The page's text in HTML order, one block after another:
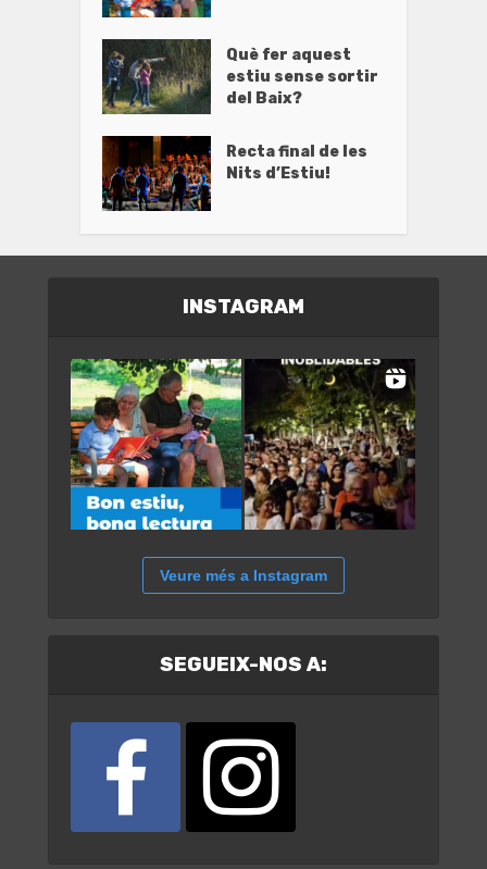
Què fer aquest
estiu sense sortir
del Baix?
Recta final de les
Nits d’Estiu!
INSTAGRAM
Veure més a Instagram
SEGUEIX-NOS A: